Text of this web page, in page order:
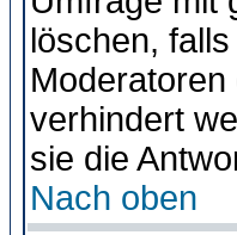
löschen,
verhindert
sie die
Nach oben